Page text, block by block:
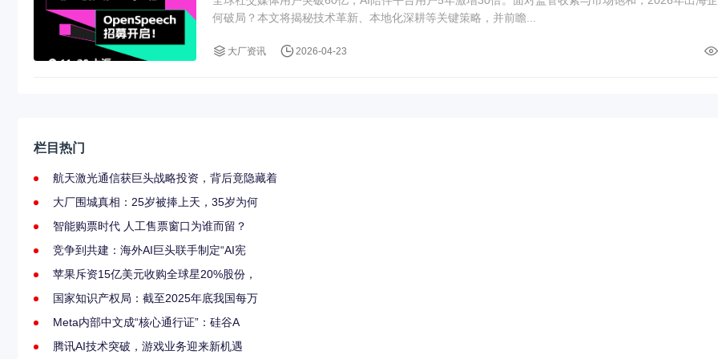
何破局？本文将揭秘技术革新、本地化深耕等关键策略，并前瞻...
大厂资讯 2026-04-23
栏目热门
航天激光通信获巨头战略投资，背后竟隐藏着
大厂围城真相：25岁被捧上天，35岁为何
智能购票时代 人工售票窗口为谁而留？
竞争到共建：海外AI巨头联手制定“AI宪
苹果斥资15亿美元收购全球星20%股份，
国家知识产权局：截至2025年底我国每万
Meta内部中文成“核心通行证”：硅谷A
腾讯AI技术突破，游戏业务迎来新机遇